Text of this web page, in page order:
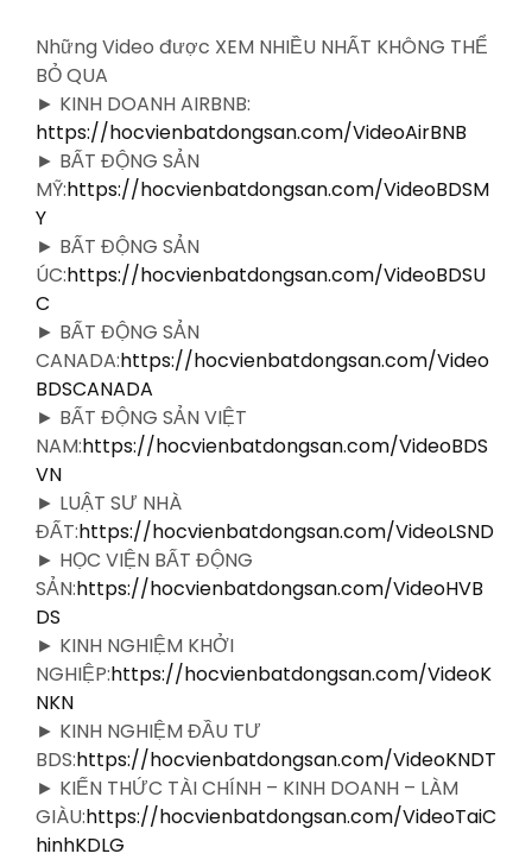
Những Video được XEM NHIỀU NHẤT KHÔNG THỂ
BỎ QUA
► KINH DOANH AIRBNB:
https://hocvienbatdongsan.com/VideoAirBNB
► BẤT ĐỘNG SẢN
MỸ:https://hocvienbatdongsan.com/VideoBDSM
Y
► BẤT ĐỘNG SẢN
ÚC:https://hocvienbatdongsan.com/VideoBDSU
C
► BẤT ĐỘNG SẢN
CANADA:https://hocvienbatdongsan.com/Video
BDSCANADA
► BẤT ĐỘNG SẢN VIỆT
NAM:https://hocvienbatdongsan.com/VideoBDS
VN
► LUẬT SƯ NHÀ
ĐẤT:https://hocvienbatdongsan.com/VideoLSND
► HỌC VIỆN BẤT ĐỘNG
SẢN:https://hocvienbatdongsan.com/VideoHVB
DS
► KINH NGHIỆM KHỞI
NGHIỆP:https://hocvienbatdongsan.com/VideoK
NKN
► KINH NGHIỆM ĐẦU TƯ
BDS:https://hocvienbatdongsan.com/VideoKNDT
► KIẾN THỨC TÀI CHÍNH – KINH DOANH – LÀM
GIÀU:https://hocvienbatdongsan.com/VideoTaiC
hinhKDLG